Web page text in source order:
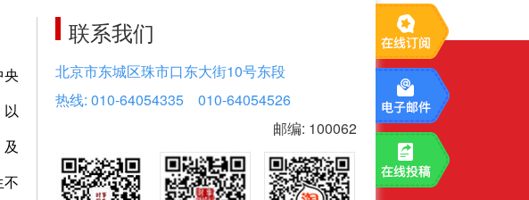
央
联系我们
北京市东城区珠市口东大街10号东段
热线: 010-64054335 010-64054526
邮编: 100062